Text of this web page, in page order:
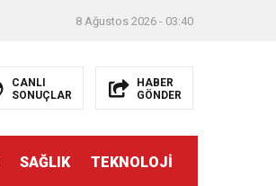
8 Ağustos 2026 - 03:40
CANLI
SONUÇLAR
HABER
GÖNDER
SAĞLIK TEKNOLOJİ